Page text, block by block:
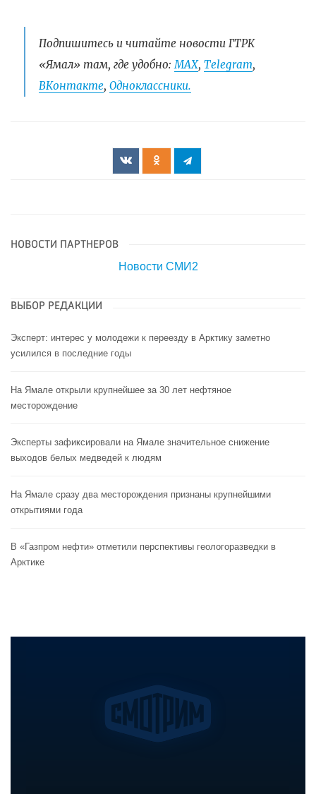
Подпишитесь и читайте новости ГТРК
«Ямал» там, где удобно: МАХ, Telegram,
ВКонтакте, Одноклассники.
НОВОСТИ ПАРТНЕРОВ
Новости СМИ2
ВЫБОР РЕДАКЦИИ
Эксперт: интерес у молодежи к переезду в Арктику заметно
усилился в последние годы
На Ямале открыли крупнейшее за 30 лет нефтяное
месторождение
Эксперты зафиксировали на Ямале значительное снижение
выходов белых медведей к людям
На Ямале сразу два месторождения признаны крупнейшими
открытиями года
В «Газпром нефти» отметили перспективы геологоразведки в
Арктике